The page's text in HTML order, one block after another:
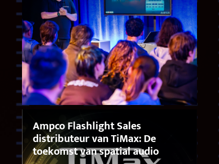
Ampco Flashlight Sales
distributeur van TiMax: De
toekomst van spatial audio